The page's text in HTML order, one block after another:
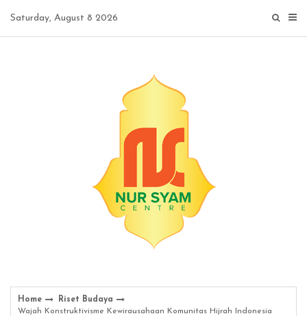
Saturday, August 8 2026
Home
Riset Budaya
Wajah Konstruktivisme Kewirausahaan Komunitas Hijrah Indonesia